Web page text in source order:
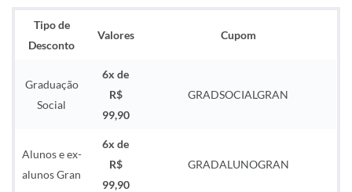
Tipo de
Desconto
Valores Cupom
Graduação
Social
6x de
R$
99,90
GRADSOCIALGRAN
Alunos e ex-
alunos Gran
6x de
R$
99,90
GRADALUNOGRAN